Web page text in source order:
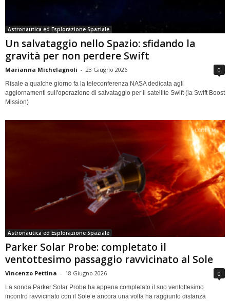
Astronautica ed Esplorazione Spaziale
Un salvataggio nello Spazio: sfidando la
gravità per non perdere Swift
Marianna Michelagnoli - 23 Giugno 2026 0
Risale a qualche giorno fa la teleconferenza NASA dedicata agli
aggiornamenti sull'operazione di salvataggio per il satellite Swift (la Swift Boost
Mission)
Astronautica ed Esplorazione Spaziale
Parker Solar Probe: completato il
ventottesimo passaggio ravvicinato al Sole
Vincenzo Pettina - 18 Giugno 2026 0
La sonda Parker Solar Probe ha appena completato il suo ventottesimo
incontro ravvicinato con il Sole e ancora una volta ha raggiunto distanza